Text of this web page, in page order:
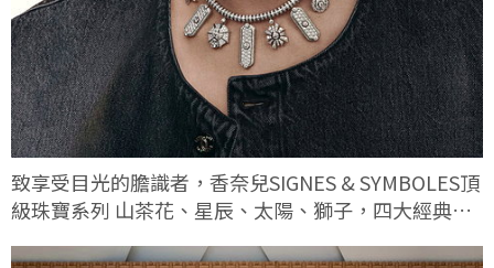
致享受目光的膽識者，香奈兒SIGNES & SYMBOLES頂
級珠寶系列 山茶花、星辰、太陽、獅子，四大經典符